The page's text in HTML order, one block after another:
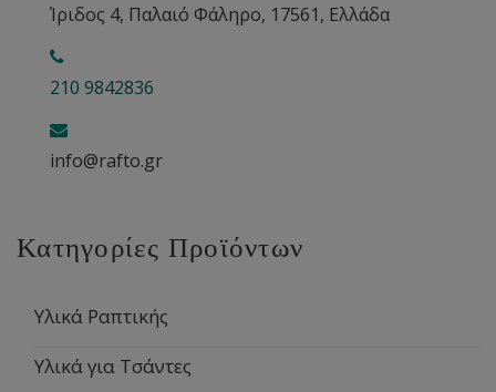
Ίριδος 4, Παλαιό Φάληρο, 17561, Ελλάδα
210 9842836
info@rafto.gr
Κατηγορίες Προϊόντων
Υλικά Ραπτικής
Υλικά για Τσάντες